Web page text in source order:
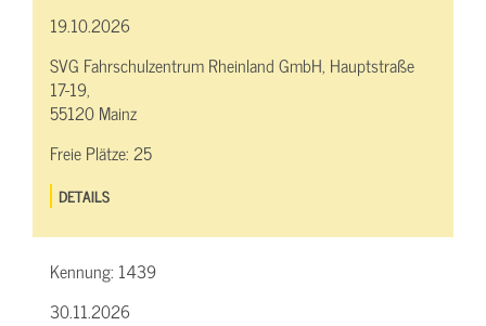
19.10.2026
SVG Fahrschulzentrum Rheinland GmbH, Hauptstraße
17-19,
55120 Mainz
Freie Plätze:25
DETAILS
Kennung: 1439
30.11.2026